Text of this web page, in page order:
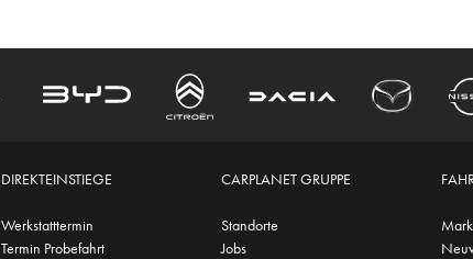
DIREKTEINSTIEGE
Werkstatttermin
Termin Probefahrt
CARPLANET GRUPPE
Standorte
Jobs